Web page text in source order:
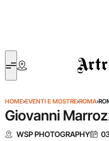
Artribune
HOME›EVENTI E MOSTRE›ROMA›
Giovanni
WSP PHOTOGRAPHY